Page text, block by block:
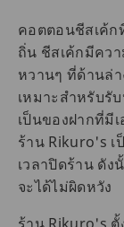
คอตตอนชีสเค้ก
ถิ่น ชีสเค้กมีคว
หวานๆ ที่ด้านล่
เหมาะสำหรับรั
เป็นของฝากที่มี
ร้าน Rikuro's
เวลาปิดร้าน ดั
จะได้ไม่ผิดหวัง